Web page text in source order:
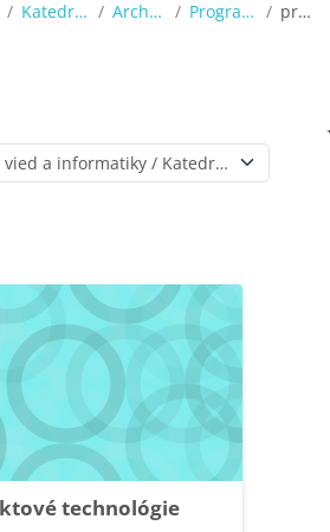
Katedra informatiky Archív (do 2022) Programovanie Java pred 2010
Kategórie kurzov
technológie